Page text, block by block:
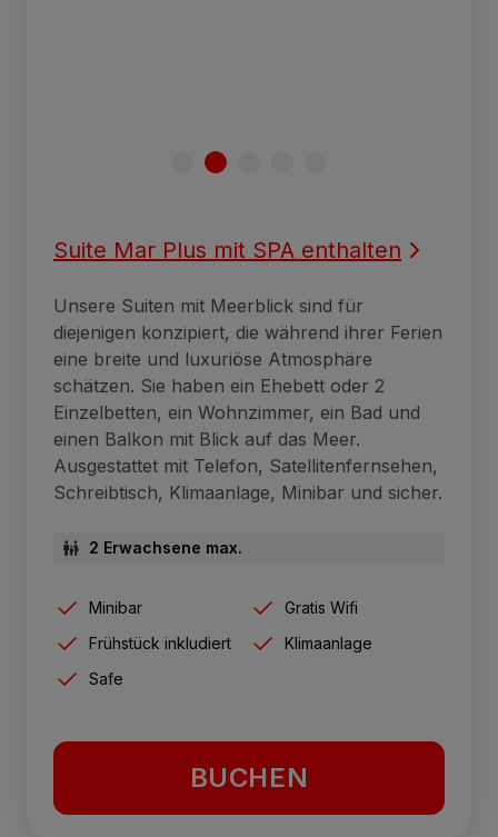
Suite Mar Plus mit SPA enthalten
Unsere Suiten mit Meerblick sind für
diejenigen konzipiert, die während ihrer Ferien
eine breite und luxuriöse Atmosphäre
schätzen. Sie haben ein Ehebett oder 2
Einzelbetten, ein Wohnzimmer, ein Bad und
einen Balkon mit Blick auf das Meer.
Ausgestattet mit Telefon, Satellitenfernsehen,
Schreibtisch, Klimaanlage, Minibar und sicher.
2 Erwachsene max.
Minibar
Gratis Wifi
Frühstück inkludiert
Klimaanlage
Safe
BUCHEN